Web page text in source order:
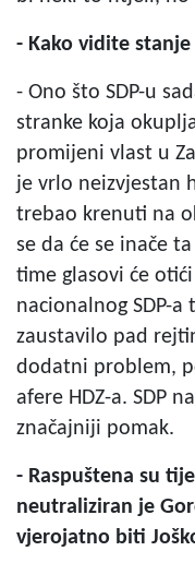
- Kako vidite stanje
- Ono što SDP-u
stranke koja
promijeni vlast u
je vrlo neizvjestan
trebao krenuti na
se da će se inače
time glasovi će
nacionalnog SDP-
zaustavilo pad
dodatni problem,
afere HDZ-a. SDP
značajniji pomak.
- Raspuštena su
neutraliziran je
vjerojatno biti